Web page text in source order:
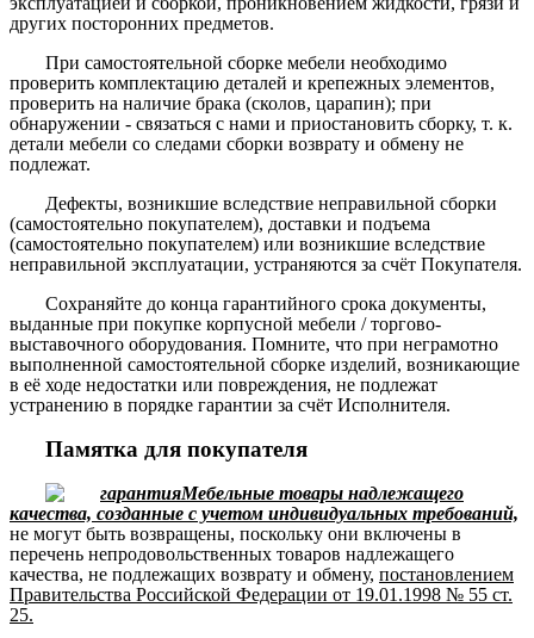
других посторонних предметов.
При самостоятельной сборке мебели необходимо
проверить комплектацию деталей и крепежных элементов,
проверить на наличие брака (сколов, царапин); при
обнаружении - связаться с нами и приостановить сборку, т. к.
детали мебели со следами сборки возврату и обмену не
подлежат.
Дефекты, возникшие вследствие неправильной сборки
(самостоятельно покупателем), доставки и подъема
(самостоятельно покупателем) или возникшие вследствие
неправильной эксплуатации, устраняются за счёт Покупателя.
Сохраняйте до конца гарантийного срока документы,
выданные при покупке корпусной мебели / торгово-
выставочного оборудования. Помните, что при неграмотно
выполненной самостоятельной сборке изделий, возникающие
в её ходе недостатки или повреждения, не подлежат
устранению в порядке гарантии за счёт Исполнителя.
Памятка для покупателя
Мебельные товары надлежащего
качества, созданные с учетом индивидуальных требований,
не могут быть возвращены, поскольку они включены в
перечень непродовольственных товаров надлежащего
качества, не подлежащих возврату и обмену, постановлением
Правительства Российской Федерации от 19.01.1998 № 55 ст.
25.